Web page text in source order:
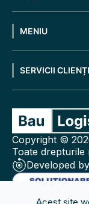
Copyright ©
Toate drepturile
Developed
MENIU
SERVICII CLIENȚI